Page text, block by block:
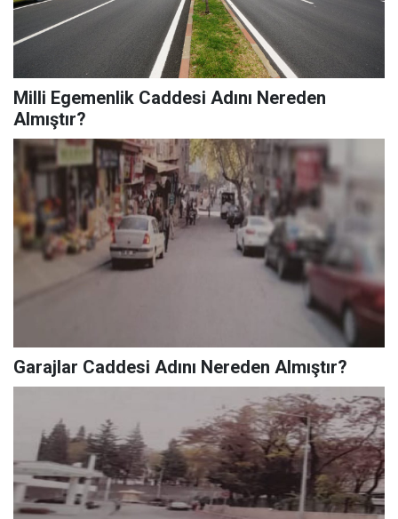
Milli Egemenlik Caddesi Adını Nereden
Almıştır?
Garajlar Caddesi Adını Nereden Almıştır?